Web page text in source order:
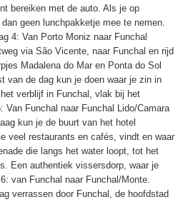
bereiken met de auto. Als je op
geen lunchpakketje mee te nemen.
4: Van Porto Moniz naar Funchal
via São Vicente, naar Funchal en rijd
Madalena do Mar en Ponta do Sol
van de dag kun je doen waar je zin in
verblijf in Funchal, vlak bij het
Van Funchal naar Funchal Lido/Camara
kun je de buurt van het hotel
veel restaurants en cafés, vindt en waar
die langs het water loopt, tot het
Een authentiek vissersdorp, waar je
van Funchal naar Funchal/Monte.
verrassen door Funchal, de hoofdstad